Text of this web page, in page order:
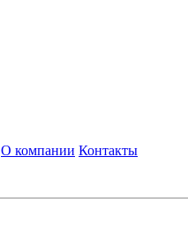
О компании Контакты